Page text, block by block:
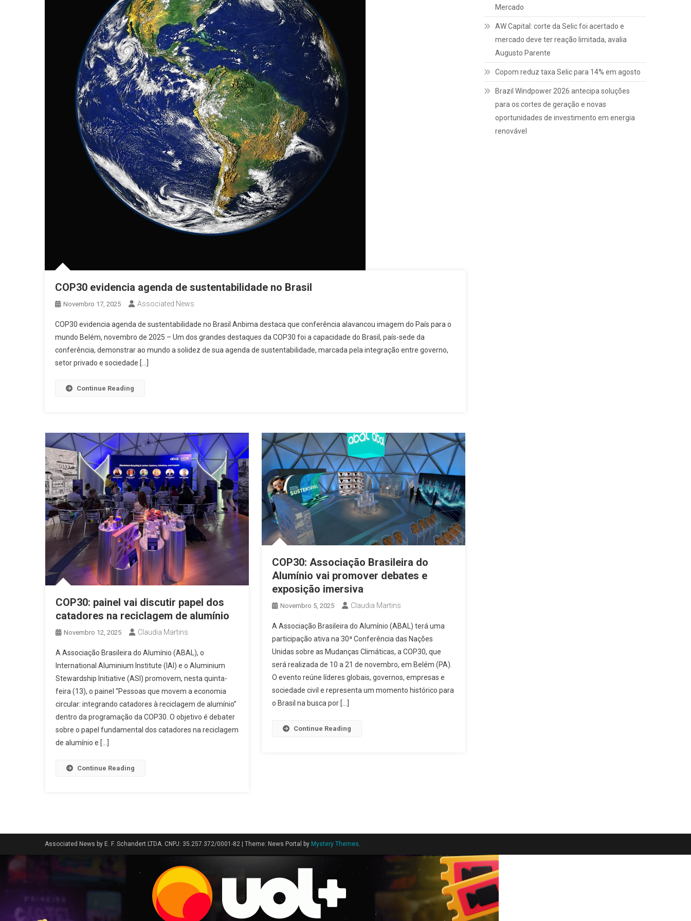
COP30 evidencia agenda de sustentabilidade no Brasil
Novembro 17, 2025 Associated News
COP30 evidencia agenda de sustentabilidade no Brasil Anbima destaca que conferência alavancou imagem do País para o
mundo Belém, novembro de 2025 – Um dos grandes destaques da COP30 foi a capacidade do Brasil, país-sede da
conferência, demonstrar ao mundo a solidez de sua agenda de sustentabilidade, marcada pela integração entre governo,
setor privado e sociedade […]
Continue Reading
COP30: painel vai discutir papel dos
catadores na reciclagem de alumínio
Novembro 12, 2025 Claudia Martins
A Associação Brasileira do Alumínio (ABAL), o
International Aluminium Institute (IAI) e o Aluminium
Stewardship Initiative (ASI) promovem, nesta quinta-
feira (13), o painel “Pessoas que movem a economia
circular: integrando catadores à reciclagem de alumínio”
dentro da programação da COP30. O objetivo é debater
sobre o papel fundamental dos catadores na reciclagem
de alumínio e […]
Continue Reading
COP30: Associação Brasileira do
Alumínio vai promover debates e
exposição imersiva
Novembro 5, 2025 Claudia Martins
A Associação Brasileira do Alumínio (ABAL) terá uma
participação ativa na 30ª Conferência das Nações
Unidas sobre as Mudanças Climáticas, a COP30, que
será realizada de 10 a 21 de novembro, em Belém (PA).
O evento reúne líderes globais, governos, empresas e
sociedade civil e representa um momento histórico para
o Brasil na busca por […]
Continue Reading
Mercado
AW Capital: corte da Selic foi acertado e
mercado deve ter reação limitada, avalia
Augusto Parente
Copom reduz taxa Selic para 14% em agosto
Brazil Windpower 2026 antecipa soluções
para os cortes de geração e novas
oportunidades de investimento em energia
renovável
Associated News by E. F. Schandert LTDA. CNPJ: 35.257.372/0001-82 Theme: News Portal by Mystery Themes.